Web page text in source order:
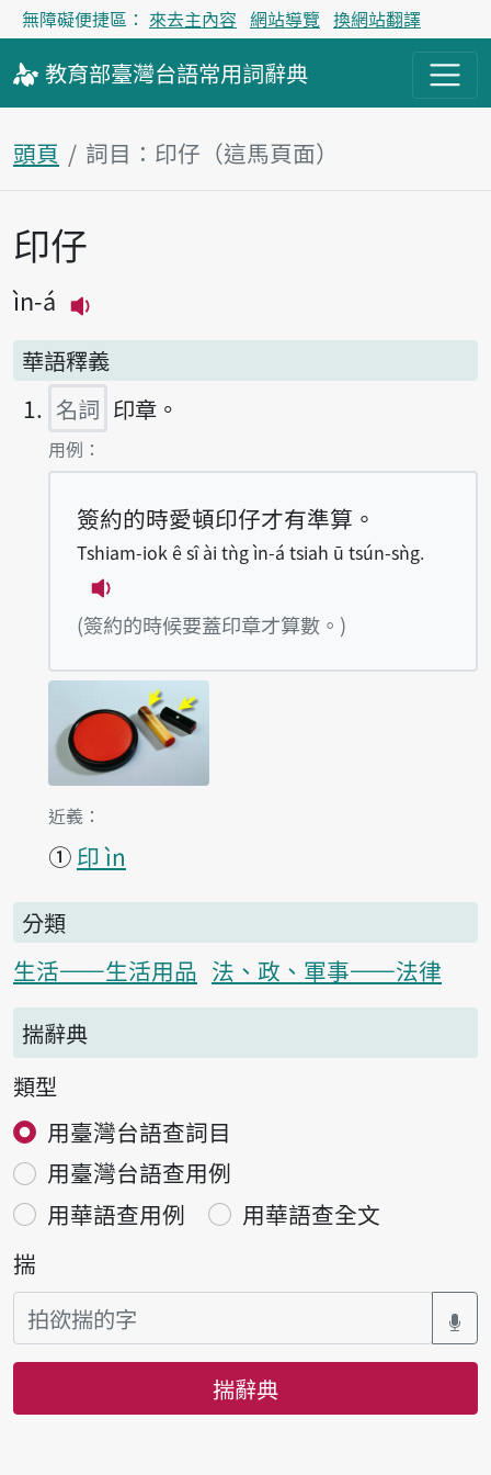
無障礙便捷區： 來去主內容 網站導覽 換網站翻譯
教育部臺灣台語常用詞辭典
頭頁 詞目：印仔（這馬頁面）
主內容區
印仔
ìn-á
華語釋義
名詞 印章。
第1項釋義的
用例：
簽約的時愛頓印仔才有準算。
Tshiam-iok ê sî ài tǹg ìn-á tsiah ū tsún-sǹg.
播放例句Tshiam-iok ê sî ài tǹg ìn-á
(簽約的時候要蓋印章才算數。)
第1項釋義的
近義：
① 印 ìn
分類
生活——生活用品 法、政、軍事——法律
揣辭典
類型
用臺灣台語查詞目
用臺灣台語查用例
用華語查用例
用華語查全文
揣
揣辭典